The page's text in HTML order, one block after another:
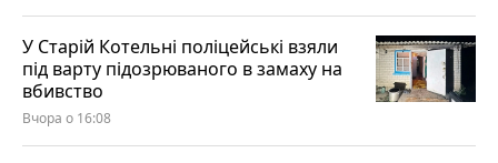
У Старій Котельні поліцейські взяли
під варту підозрюваного в замаху на
вбивство
Вчора о 16:08